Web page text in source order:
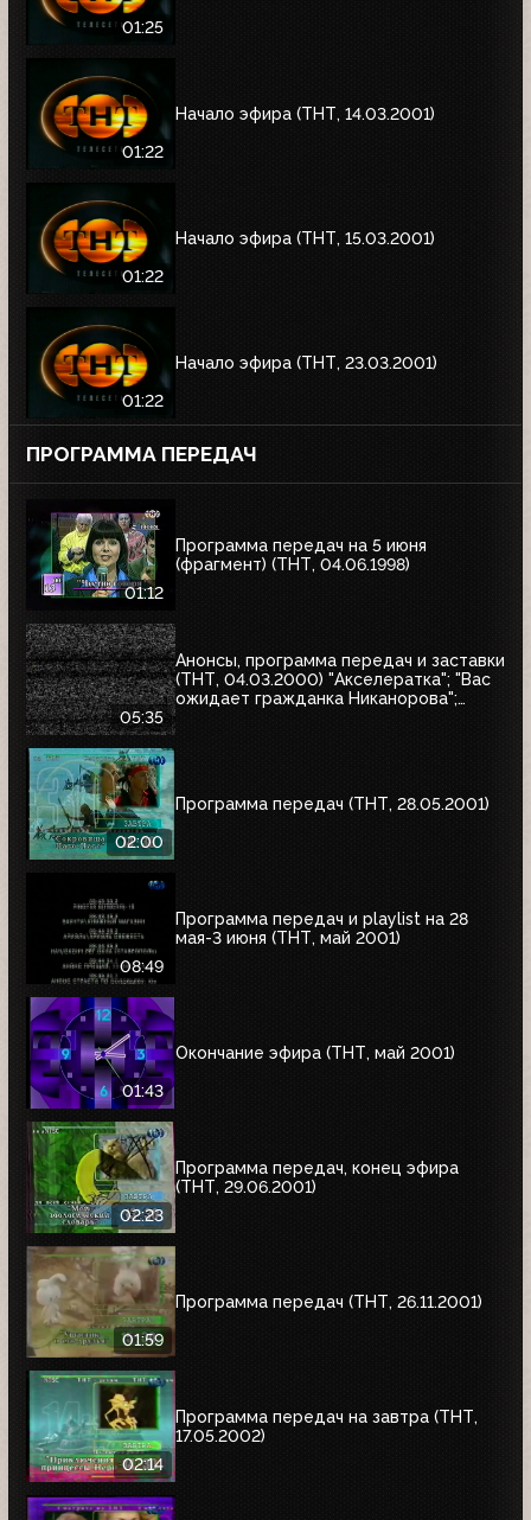
01:25
01:22
Начало эфира (ТНТ, 14.03.2001)
01:22
Начало эфира (ТНТ, 15.03.2001)
01:22
Начало эфира (ТНТ, 23.03.2001)
ПРОГРАММА ПЕРЕДАЧ
01:12
Программа передач на 5 июня
(фрагмент) (ТНТ, 04.06.1998)
05:35
Анонсы, программа передач и заставки
(ТНТ, 04.03.2000) "Акселератка"; "Вас
ожидает гражданка Никанорова";
02:00
Программа передач (ТНТ, 28.05.2001)
08:49
Программа передач и playlist на 28
мая-3 июня (ТНТ, май 2001)
01:43
Окончание эфира (ТНТ, май 2001)
02:23
Программа передач, конец эфира
(ТНТ, 29.06.2001)
01:59
Программа передач (ТНТ, 26.11.2001)
02:14
Программа передач на завтра (ТНТ,
17.05.2002)